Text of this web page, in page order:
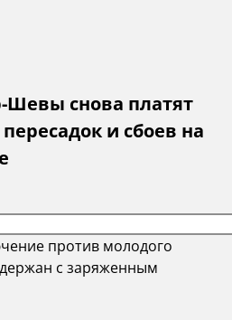
Шевы снова платят
и сбоев на